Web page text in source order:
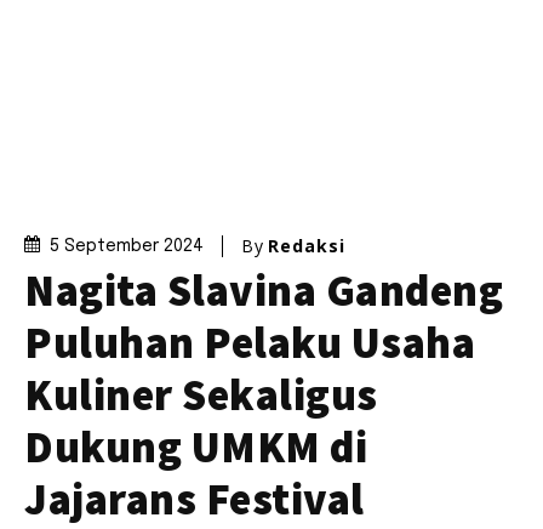
5 September 2024 By Redaksi
Nagita Slavina Gandeng
Puluhan Pelaku Usaha
Kuliner Sekaligus
Dukung UMKM di
Jajarans Festival